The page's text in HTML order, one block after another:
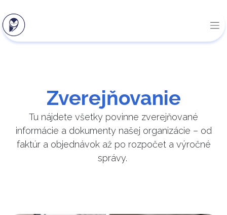
Zverejňovanie
Tu nájdete všetky povinne zverejňované
informácie a dokumenty našej organizácie – od
faktúr a objednávok až po rozpočet a výročné
správy.